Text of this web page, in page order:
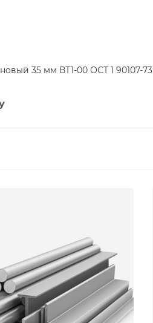
35 мм ВТ1-00 ОСТ 1 90107-73